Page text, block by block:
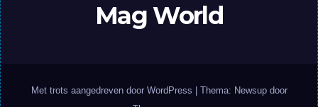
Mag World
Met trots aangedreven door WordPress
Thema: Newsup door